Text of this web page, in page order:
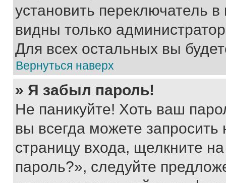
установить переключатель
видны только
Для всех остальных вы
Вернуться наверх
» Я забыл пароль!
Не паникуйте! Хоть ваш
вы всегда можете
страницу входа, щелкните
пароль?», следуйте